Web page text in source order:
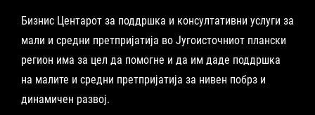
Бизнис Центарот за поддршка и консултативни услуги за
мали и средни претпријатија во Југоисточниот плански
регион има за цел да помогне и да им даде поддршка
на малите и средни претпријатија за нивен побрз и
динамичен развој.